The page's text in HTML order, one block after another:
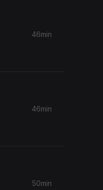
46min
46min
50min